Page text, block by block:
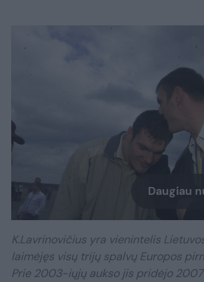
Daugiau
K.Lavrinovičius yra vienintelis
laimėjęs visų trijų spalvų Europos
Prie 2003-iųjų aukso jis pridėjo